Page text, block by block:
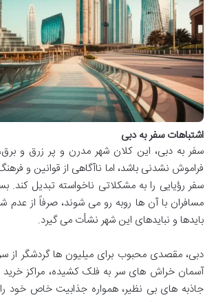
اشتباهات سفر به دبی
سفر به دبی، این کلان شهر مدرن و پر زرق و
فراموش نشدنی باشد، اما ناآگاهی از قوانین و
سفر رؤیایی را به مشکلاتی ناخواسته تبدیل کند.
مسافران با آن ها روبه رو می شوند، صرفاً از
بایدها و نبایدهای این شهر نشأت می گیرد.
دبی، مقصدی محبوب برای میلیون ها گردشگر از
آسمان خراش های سر به فلک کشیده، مراکز خرید
جاذبه های بی نظیر، همواره جذابیت خاص خود